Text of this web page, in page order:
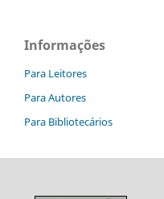
Informações
Para Leitores
Para Autores
Para Bibliotecários